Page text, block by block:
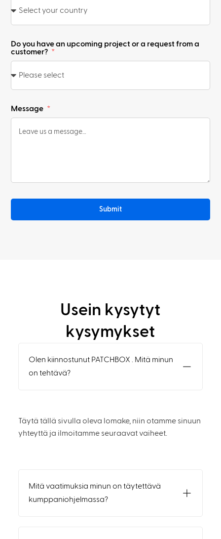
Do you have an upcoming project or a request from a
customer?
Message
Submit
Usein kysytyt
kysymykset
Olen kiinnostunut PATCHBOX . Mitä minun
on tehtävä?
Täytä tällä sivulla oleva lomake, niin otamme sinuun
yhteyttä ja ilmoitamme seuraavat vaiheet.
Mitä vaatimuksia minun on täytettävä
kumppaniohjelmassa?